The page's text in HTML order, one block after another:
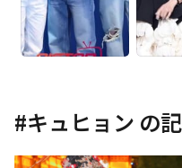
#キュヒョン の